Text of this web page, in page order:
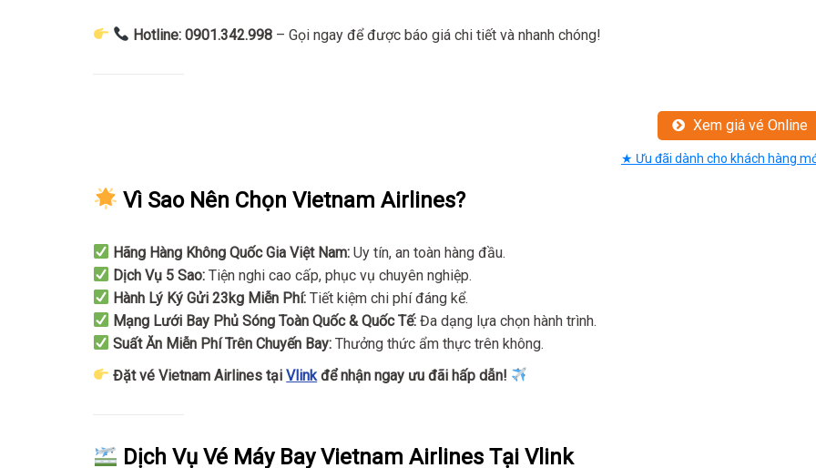
Hotline: 0901.342.998 – Gọi ngay để được báo giá chi tiết và nhanh chóng!
Xem giá vé Online
★ Ưu đãi dành cho khách hàng
Vì Sao Nên Chọn Vietnam Airlines?
Hãng Hàng Không Quốc Gia Việt Nam: Uy tín, an toàn hàng đầu.
Dịch Vụ 5 Sao: Tiện nghi cao cấp, phục vụ chuyên nghiệp.
Hành Lý Ký Gửi 23kg Miễn Phí: Tiết kiệm chi phí đáng kể.
Mạng Lưới Bay Phủ Sóng Toàn Quốc & Quốc Tế: Đa dạng lựa chọn hành trình.
Suất Ăn Miễn Phí Trên Chuyến Bay: Thưởng thức ẩm thực trên không.
Đặt vé Vietnam Airlines tạiVlinkđể nhận ngay ưu đãi hấp dẫn!
Dịch Vụ Vé Máy Bay Vietnam Airlines Tại Vlink